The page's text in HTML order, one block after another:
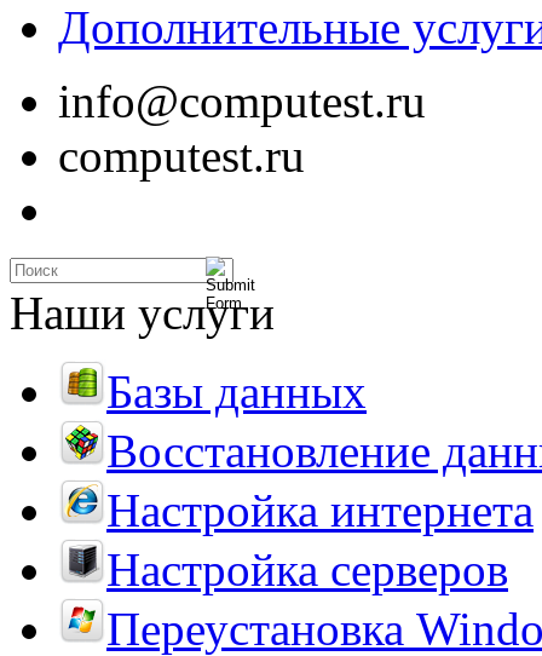
Дополнительные
info@computest.ru
computest.ru
Наши услуги
Базы данных
Восстановление
Настройка интернета
Настройка серверов
Переустановка